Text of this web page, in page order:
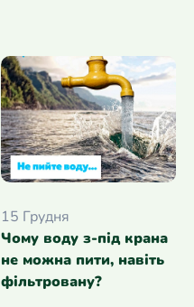
15 Грудня
Чому воду з-під крана
не можна пити, навіть
фільтровану?